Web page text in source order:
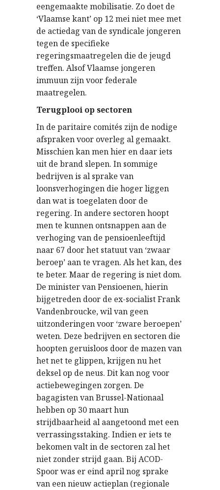
eengemaakte mobilisatie. Zo doet de
‘Vlaamse kant’ op 12 mei niet mee met
de actiedag van de syndicale jongeren
tegen de specifieke
regeringsmaatregelen die de jeugd
treffen. Alsof Vlaamse jongeren
immuun zijn voor federale
maatregelen.
Terugplooi op sectoren
In de paritaire comités zijn de nodige
afspraken voor overleg al gemaakt.
Misschien kan men hier en daar iets
uit de brand slepen. In sommige
bedrijven is al sprake van
loonsverhogingen die hoger liggen
dan wat is toegelaten door de
regering. In andere sectoren hoopt
men te kunnen ontsnappen aan de
verhoging van de pensioenleeftijd
naar 67 door het statuut van ‘zwaar
beroep’ aan te vragen. Als het kan, des
te beter. Maar de regering is niet dom.
De minister van Pensioenen, hierin
bijgetreden door de ex-socialist Frank
Vandenbroucke, wil van geen
uitzonderingen voor ‘zware beroepen’
weten. Deze bedrijven en sectoren die
hoopten geruisloos door de mazen van
het net te glippen, krijgen nu het
deksel op de neus. Dit kan nog voor
actiebewegingen zorgen. De
bagagisten van Brussel-Nationaal
hebben op 30 maart hun
strijdbaarheid al aangetoond met een
verrassingsstaking. Indien er iets te
bekomen valt in de sectoren zal het
niet zonder strijd gaan. Bij ACOD-
Spoor was er eind april nog sprake
van een nieuw actieplan (regionale